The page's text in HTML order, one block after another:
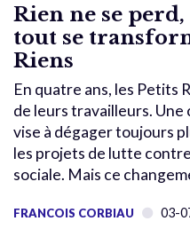
Rien ne se
tout se
Riens
En quatre ans, les Petits
de leurs travailleurs.
vise à dégager toujours
les projets de lutte
sociale. Mais ce
FRANCOIS CORBIAU 03-